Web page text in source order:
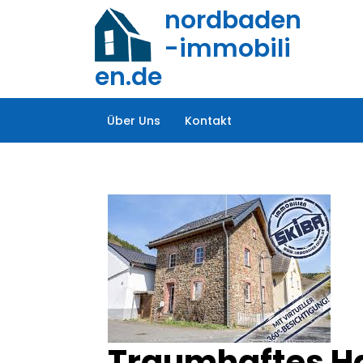
nordbaden
-immobili
en.de
Über Uns Kontakt